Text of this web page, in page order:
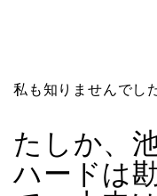
私も知りませんでし
たしか、
ハードは